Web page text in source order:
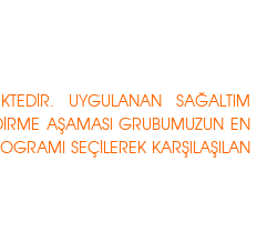
UYGULANAN SAĞALTIM
AŞAMASI GRUBUMUZUN EN
SEÇİLEREK KARŞILAŞILAN